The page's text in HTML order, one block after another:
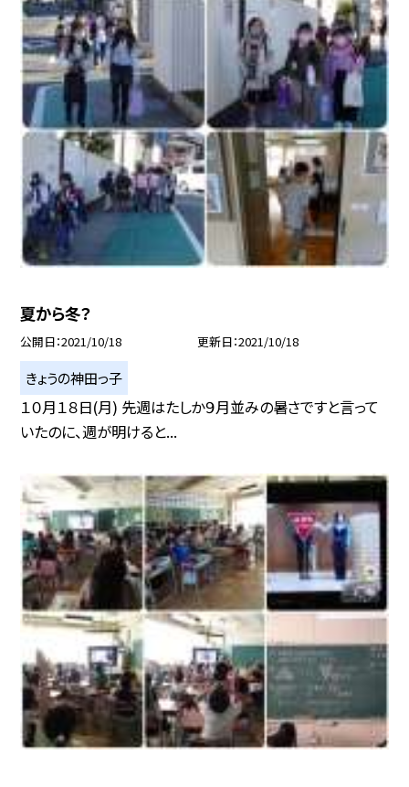
夏から冬？
公開日 2021/10/18 更新日 2021/10/18
きょうの神田っ子
１０月１８日(月) 先週はたしか９月並みの暑さですと言って
いたのに、週が明けると...